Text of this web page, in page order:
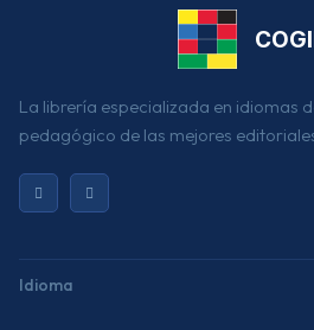
La librería especializada en idiomas
pedagógico de las mejores
Idioma